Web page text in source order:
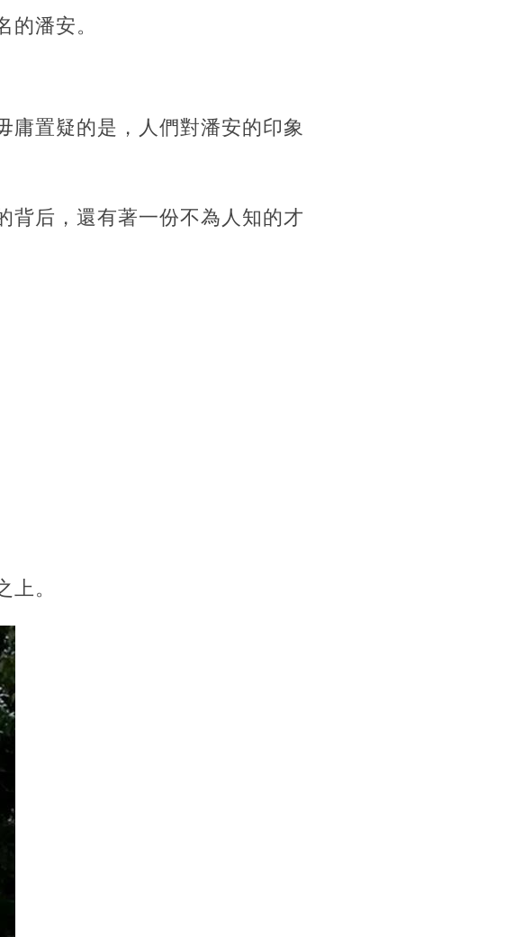
潘安。
庸置疑的是，人們對潘安的印象
背后，還有著一份不為人知的才
。